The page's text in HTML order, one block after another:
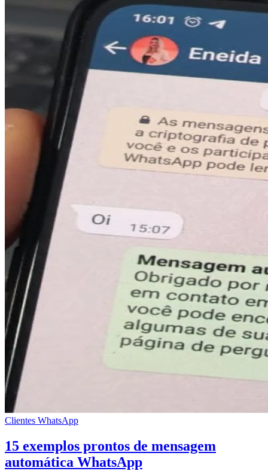
Clientes WhatsApp
15 exemplos prontos de mensagem
automática WhatsApp